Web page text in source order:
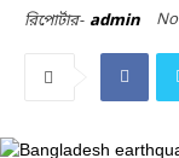
রিপোর্টার- admin